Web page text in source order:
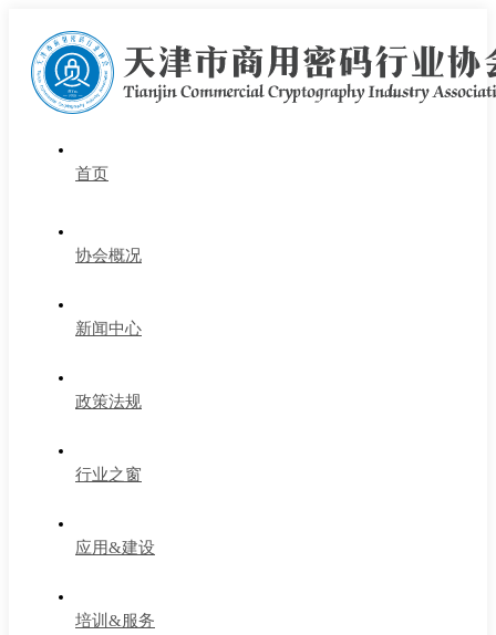
首页
协会概况
新闻中心
政策法规
行业之窗
应用&建设
培训&服务